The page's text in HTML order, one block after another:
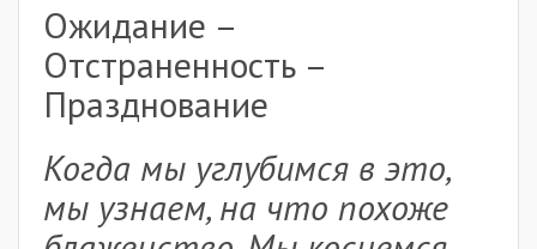
Ожидание –
Отстраненность –
Празднование
Когда мы углубимся в это,
мы узнаем, на что похоже